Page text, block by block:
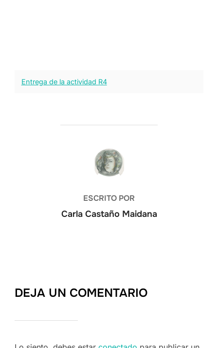
Entrega de la actividad R4
AUTOR DE LA PUBLICACIÓN
ESCRITO POR
Carla Castaño Maidana
DEJA UN COMENTARIO